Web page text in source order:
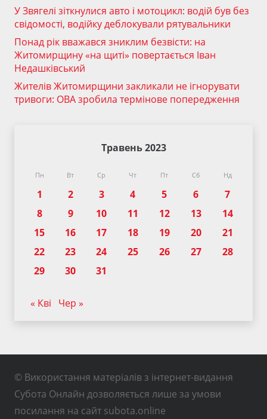
У Звягелі зіткнулися авто і мотоцикл: водій був без
свідомості, водійку деблокували рятувальники
Понад рік вважався зниклим безвісти: на
Житомирщину «на щиті» повертається Іван
Недашківський
Жителів Житомирщини закликали не ігнорувати
тривоги: ОВА зробила термінове попередження
Травень 2023
Пн Вт Ср Чт Пт Сб Нд
1 2 3 4 5 6
7
8
9 10 11 12 13
14
15
16 17 18 19 20
21
22
23 24 25 26 27
28
29
30 31
« Кві Чер »
© Використання матеріалів з інтернет-видання
Субота Онлайн дозволяється лише за умови
посилання на сайт subota.online